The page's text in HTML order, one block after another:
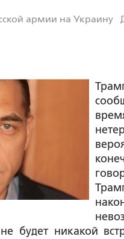
армии на Украину
будет никакой